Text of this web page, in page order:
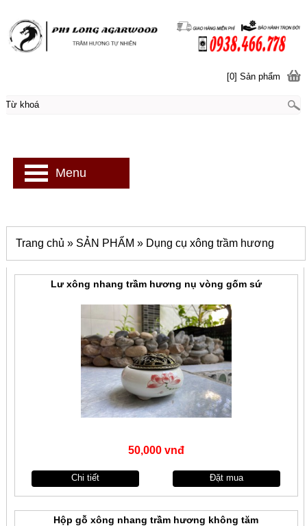
Lư xông nhang trầm hương nụ vòng gốm sứ
50,000 vnđ
Chi tiết Đặt mua
Hộp gỗ xông nhang trầm hương không tăm
Trang chủ » SẢN PHẨM » Dụng cụ xông trầm hương
[0] Sản phẩm
Menu